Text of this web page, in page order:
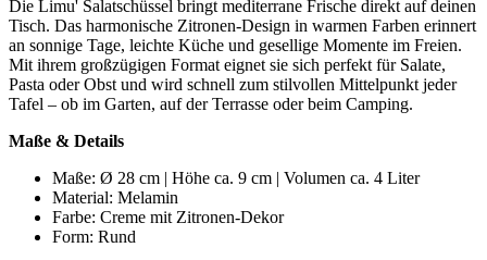
Die Limu' Salatschüssel bringt mediterrane Frische direkt auf deinen
Tisch. Das harmonische Zitronen-Design in warmen Farben erinnert
an sonnige Tage, leichte Küche und gesellige Momente im Freien.
Mit ihrem großzügigen Format eignet sie sich perfekt für Salate,
Pasta oder Obst und wird schnell zum stilvollen Mittelpunkt jeder
Tafel – ob im Garten, auf der Terrasse oder beim Camping.
Maße & Details
Maße: Ø 28 cm | Höhe ca. 9 cm | Volumen ca. 4 Liter
Material: Melamin
Farbe: Creme mit Zitronen-Dekor
Form: Rund